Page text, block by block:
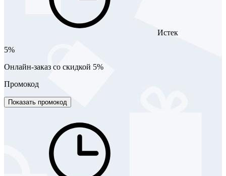
Истек
5%
Онлайн-заказ со скидкой 5%
Промокод
Показать промокод